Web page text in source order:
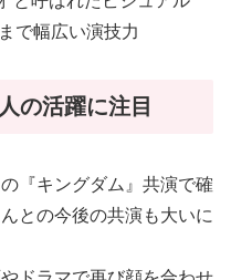
で幅広い演技力
の活躍に注目
『キングダム』共演で確
との今後の共演も大いに